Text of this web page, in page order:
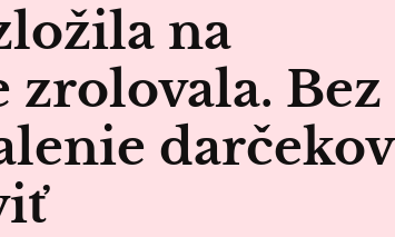
na
zrolovala. Bez
darčekov